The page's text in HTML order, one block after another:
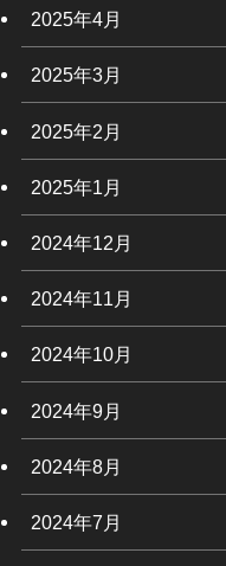
2025年4月
2025年3月
2025年2月
2025年1月
2024年12月
2024年11月
2024年10月
2024年9月
2024年8月
2024年7月